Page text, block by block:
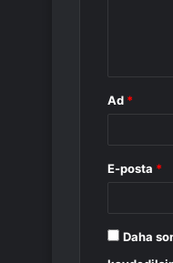
Ad *
E-posta *
Daha